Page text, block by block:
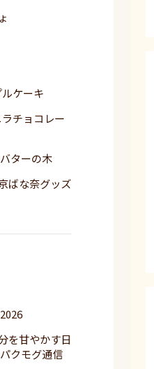
ケーキ
チョコレー
ターの木
ばな奈グッズ
を甘やかす日
クモグ通信